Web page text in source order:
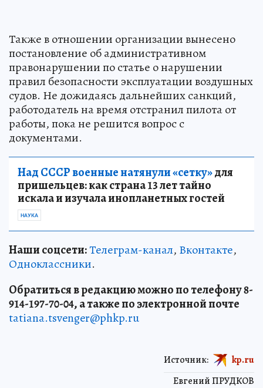
Также в отношении организации вынесено
постановление об административном
правонарушении по статье о нарушении
правил безопасности эксплуатации воздушных
судов. Не дожидаясь дальнейших санкций,
работодатель на время отстранил пилота от
работы, пока не решится вопрос с
документами.
Над СССР военные натянули «сетку»для
пришельцев: как страна 13 лет тайно
искала и изучала инопланетных гостей
НАУКА
Наши соцсети:Телеграм-канал, Вконтакте,
Одноклассники.
Обратиться в редакцию можно по телефону 8-
914-197-70-04, а также по электронной почте
tatiana.tsvenger@phkp.ru
Евгений ПРУДКОВ
Источник: kp.ru